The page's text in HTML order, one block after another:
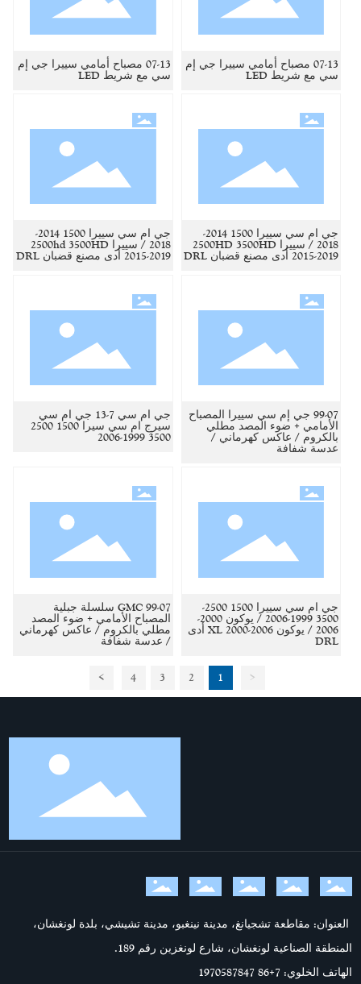
07-13 مصباح أمامي سييرا جي إم
سي مع شريط LED
07-13 مصباح أمامي سييرا جي إم
سي مع شريط LED
جي ام سي سييرا 1500 2014-
2018 / سييرا 2500HD 3500HD
2015-2019 أدى مصنع قضبان DRL
جي ام سي سييرا 1500 2014-
2018 / سييرا 2500hd 3500HD
2015-2019 أدى مصنع قضبان DRL
99-07 جي إم سي سييرا المصباح
الأمامي + ضوء المصد مطلي
بالكروم / عاكس كهرماني /
عدسة شفافة
جي ام سي 7-13 جي ام سي
سيرج ام سي سيرا 1500 2500
3500 1999-2006
جي ام سي سييرا 1500 2500-
3500 1999-2006 / يوكون 2000-
2006 / يوكون XL 2000-2006 أدى
DRL
99-07 GMC سلسلة جبلية
المصباح الأمامي + ضوء المصد
مطلي بالكروم / عاكس كهرماني
/ عدسة شفافة
<
1
2
3
4
>
العنوان: مقاطعة تشجيانغ، مدينة نينغبو، مدينة تشيشي، بلدة لونغشان،
المنطقة الصناعية لونغشان، شارع لونغزين رقم 189.
الهاتف الخلوي: 7 +86 1970587847